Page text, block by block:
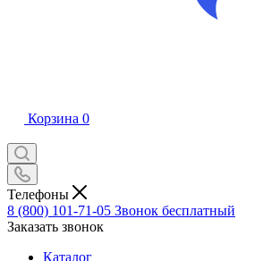
Корзина 0
Телефоны
8 (800) 101-71-05 Звонок бесплатный
Заказать звонок
Каталог